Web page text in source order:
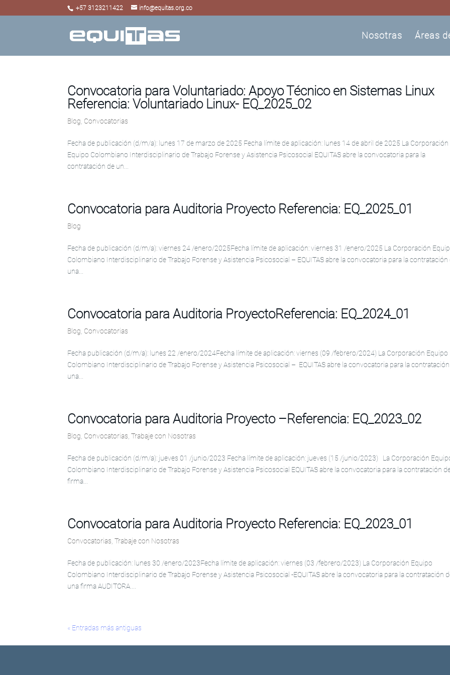
+57 3123211422 info@equitas.org.co
Nosotras Áreas
Convocatoria para Voluntariado: Apoyo Técnico en Sistemas Linux
Referencia: Voluntariado Linux- EQ_2025_02
Blog Convocatorias
Fecha de publicación (d/m/a): lunes 17 de marzo de 2025 Fecha límite de aplicación: lunes 14 de abril de 2025 La Corporación
Equipo Colombiano Interdisciplinario de Trabajo Forense y Asistencia Psicosocial EQUITAS abre la convocatoria para la
contratación de un...
Convocatoria para Auditoria Proyecto Referencia: EQ_2025_01
Blog
Fecha de publicación (d/m/a): viernes 24 /enero/2025Fecha límite de aplicación: viernes 31 /enero/2025 La Corporación
Colombiano Interdisciplinario de Trabajo Forense y Asistencia Psicosocial – EQUITAS abre la convocatoria para la contratación
una...
Convocatoria para Auditoria ProyectoReferencia: EQ_2024_01
Blog Convocatorias
Fecha publicación (d/m/a): lunes 22 /enero/2024Fecha límite de aplicación: viernes (09 /febrero/2024) La Corporación Equipo
Colombiano Interdisciplinario de Trabajo Forense y Asistencia Psicosocial – EQUITAS abre la convocatoria para la
una...
Convocatoria para Auditoria Proyecto –Referencia: EQ_2023_02
Blog Convocatorias ,Trabaje con Nosotras
Fecha de publicación (d/m/a): jueves 01 /junio/2023 Fecha límite de aplicación: jueves (15 /junio/2023) La Corporación
Colombiano Interdisciplinario de Trabajo Forense y Asistencia Psicosocial EQUITAS abre la convocatoria para la contratación
firma...
Convocatoria para Auditoria Proyecto Referencia: EQ_2023_01
Convocatorias ,Trabaje con Nosotras
Fecha de publicación: lunes 30 /enero/2023Fecha límite de aplicación: viernes (03 /febrero/2023) La Corporación Equipo
Colombiano Interdisciplinario de Trabajo Forense y Asistencia Psicosocial -EQUITAS abre la convocatoria para la contratación
una firma AUDITORA....
« Entradas más antiguas